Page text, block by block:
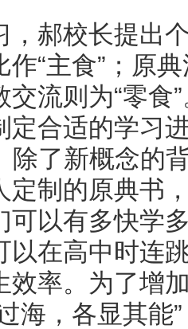
，郝校长提出
“主食”；原
交流则为“零食
定合适的学习
除了新概念的
定制的原典书
可以有多快学
以在高中时连
效率。为了增
海，各显其能